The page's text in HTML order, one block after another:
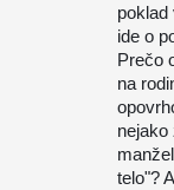
poklad
ide o
Prečo
na
nejako
telo"?